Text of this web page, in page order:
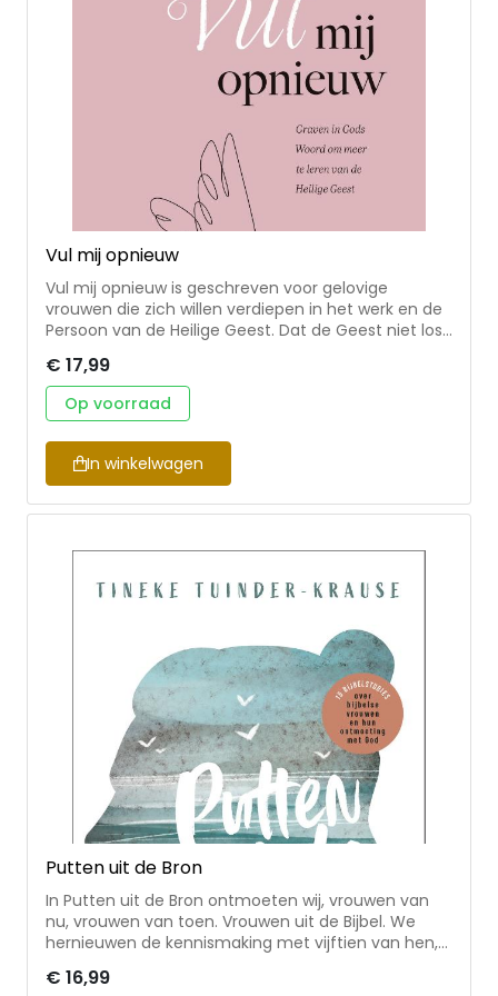
Vul mij opnieuw
Vul mij opnieuw is geschreven voor gelovige
vrouwen die zich willen verdiepen in het werk en de
Persoon van de Heilige Geest. Dat de Geest niet los
het hele boek heen duidelijk, maar de nadruk ligt op
de Heilige Geest. Lijnen over de vervulling en
bekrachtiging met de Heilige Geest, praktische
lessen over de vrucht van de Geest en de
geestelijke gaven die Hij geeft worden op
eenvoudige, bijbelgetrouwe wijze dicht bij je hart
gebracht. De gespreksvragen kunnen gebruikt
worden voor persoonlijke overdenking, maar zijn ook
€ 17,99
Op voorraad
In winkelwagen
Putten uit de Bron
In Putten uit de Bron ontmoeten wij, vrouwen van
nu, vrouwen van toen. Vrouwen uit de Bijbel. We
hernieuwen de kennismaking met vijftien van hen,
met hen op. We ontdekken dat ze ondanks het
€ 16,99